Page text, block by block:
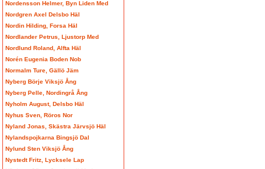
Nordensson Helmer, Byn Liden Med
Nordgren Axel Delsbo Häl
Nordin Hilding, Forsa Häl
Nordlander Petrus, Ljustorp Med
Nordlund Roland, Alfta Häl
Norén Eugenia Boden Nob
Normalm Ture, Gällö Jäm
Nyberg Börje Viksjö Ång
Nyberg Pelle, Nordingrå Ång
Nyholm August, Delsbo Häl
Nyhus Sven, Röros Nor
Nyland Jonas, Skästra Järvsjö Häl
Nylandspojkarna Bingsjö Dal
Nylund Sten Viksjö Ång
Nystedt Fritz, Lycksele Lap